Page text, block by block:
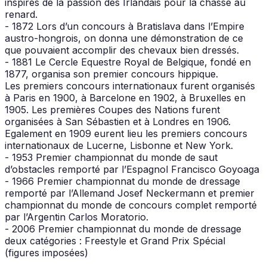
renard.
- 1872 Lors d’un concours à Bratislava dans l’Empire
austro-hongrois, on donna une démonstration de ce
que pouvaient accomplir des chevaux bien dressés.
- 1881 Le Cercle Equestre Royal de Belgique, fondé en
1877, organisa son premier concours hippique.
Les premiers concours internationaux furent organisés
à Paris en 1900, à Barcelone en 1902, à Bruxelles en
1905. Les premières Coupes des Nations furent
organisées à San Sébastien et à Londres en 1906.
Egalement en 1909 eurent lieu les premiers concours
internationaux de Lucerne, Lisbonne et New York.
- 1953 Premier championnat du monde de saut
d’obstacles remporté par l’Espagnol Francisco Goyoaga
- 1966 Premier championnat du monde de dressage
remporté par l’Allemand Josef Neckermann et premier
championnat du monde de concours complet remporté
par l’Argentin Carlos Moratorio.
- 2006 Premier championnat du monde de dressage
deux catégories : Freestyle et Grand Prix Spécial
(figures imposées)